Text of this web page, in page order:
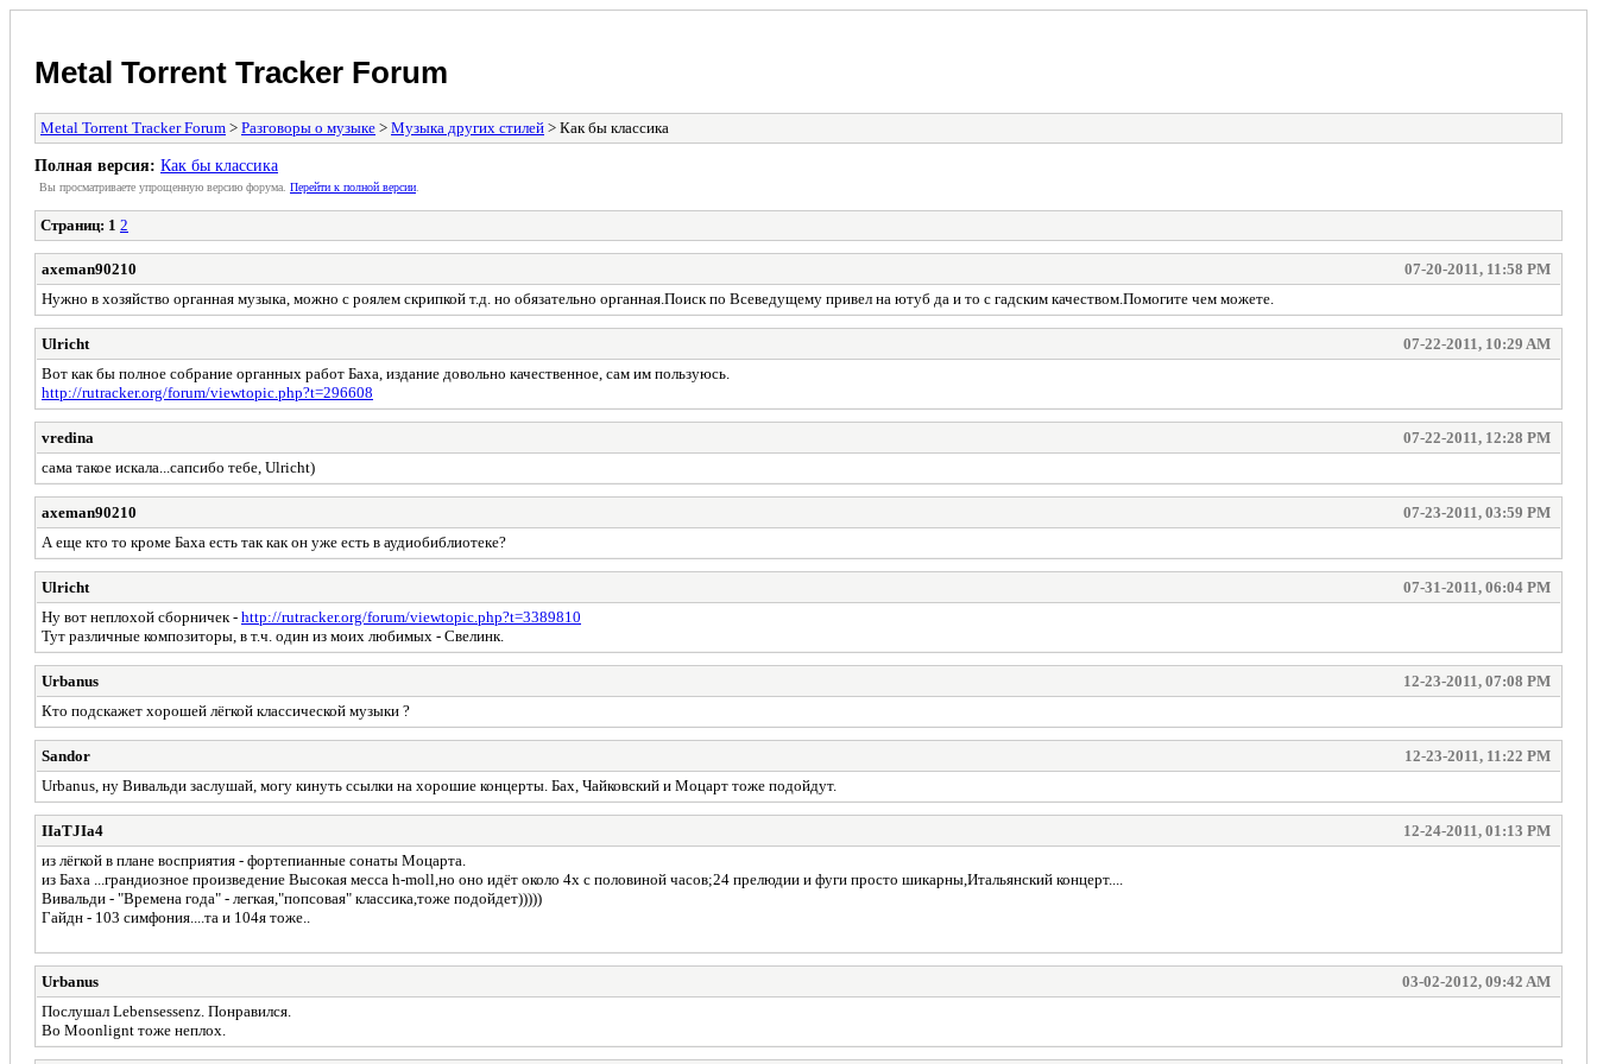
Metal Torrent Tracker Forum
Metal Torrent Tracker Forum > Разговоры о музыке > Музыка других стилей > Как бы классика
Полная версия: Как бы классика
Вы просматриваете yпpощеннyю веpсию форума. Пеpейти к полной веpсии
Страниц: 1 2
axeman90210
07-20-2011, 11:58 PM
Нужно в хозяйство органная музыка, можно с роялем скрипкой т.д. но обязательно органная.Поиск по Всеведущему привел на ютуб да и то с гадским качеством.Помогите чем можете.
Ulricht
07-22-2011, 10:29 AM
Вот как бы полное собрание органных работ Баха, издание довольно качественное, сам им пользуюсь.
http://rutracker.org/forum/viewtopic.php?t=296608
vredina
07-22-2011, 12:28 PM
сама такое искала...сапсибо тебе, Ulricht)
axeman90210
07-23-2011, 03:59 PM
А еще кто то кроме Баха есть так как он уже есть в аудиобиблиотеке?
Ulricht
07-31-2011, 06:04 PM
Ну вот неплохой сборничек - http://rutracker.org/forum/viewtopic.php?t=3389810
Тут различные композиторы, в т.ч. один из моих любимых - Свелинк.
Urbanus
12-23-2011, 07:08 PM
Кто подскажет хорошей лёгкой классической музыки ?
Sandor
12-23-2011, 11:22 PM
Urbanus, ну Вивальди заслушай, могу кинуть ссылки на хорошие концерты. Бах, Чайковский и Моцарт тоже подойдут.
IIaTJIa4
12-24-2011, 01:13 PM
из лёгкой в плане восприятия - фортепианные сонаты Моцарта.
из Баха ...грандиозное произведение Высокая месса h-moll,но оно идёт около 4х с половиной часов;24 прелюдии и фуги просто шикарны,Итальянский концерт....
Вивальди - "Времена года" - легкая,"попсовая" классика,тоже подойдет)))))
Гайдн - 103 симфония....та и 104я тоже..
Urbanus
03-02-2012, 09:42 AM
Послушал Lebensessenz. Понравился.
Bo Moonlignt тоже неплох.